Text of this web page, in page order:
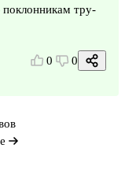
тру-
0 0